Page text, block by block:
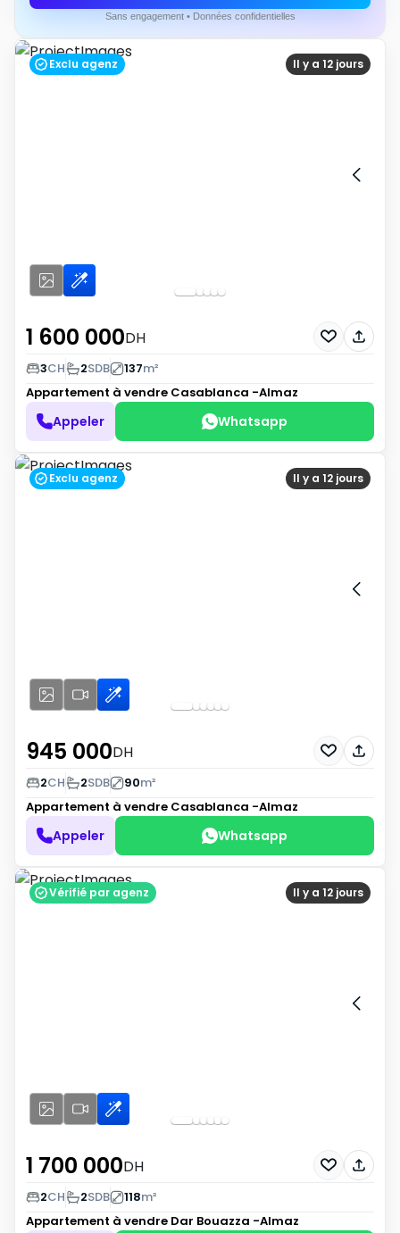
Sans engagement • Données confidentielles
Il y a 12 jours
Exclu agenz
1 600 000DH
3CH 2SDB 137m²
Appartement à vendre Casablanca -Almaz
Appeler Whatsapp
Il y a 12 jours
Exclu agenz
945 000DH
2CH 2SDB 90m²
Appartement à vendre Casablanca -Almaz
Appeler Whatsapp
Il y a 12 jours
Vérifié par agenz
1 700 000DH
2CH 2SDB 118m²
Appartement à vendre Dar Bouazza -Almaz